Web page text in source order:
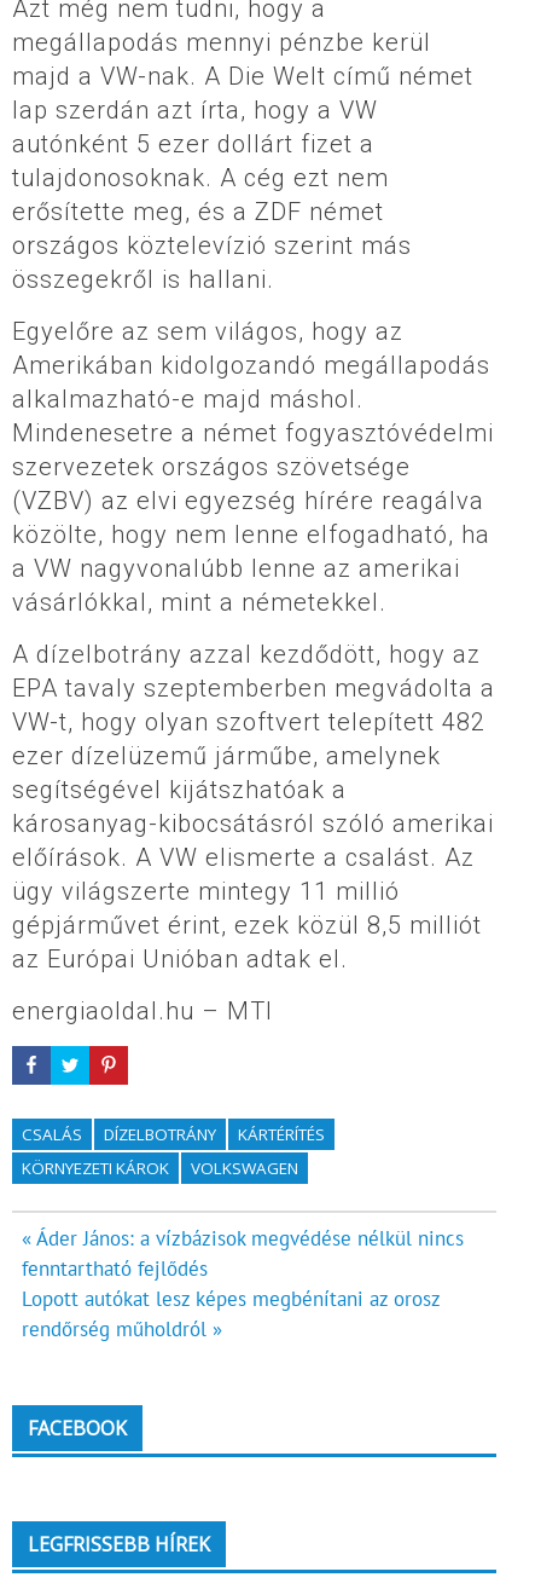
Azt még nem tudni, hogy a
megállapodás mennyi pénzbe kerül
majd a VW-nak. A Die Welt című német
lap szerdán azt írta, hogy a VW
autónként 5 ezer dollárt fizet a
tulajdonosoknak. A cég ezt nem
erősítette meg, és a ZDF német
országos köztelevízió szerint más
összegekről is hallani.
Egyelőre az sem világos, hogy az
Amerikában kidolgozandó megállapodás
alkalmazható-e majd máshol.
Mindenesetre a német fogyasztóvédelmi
szervezetek országos szövetsége
(VZBV) az elvi egyezség hírére reagálva
közölte, hogy nem lenne elfogadható, ha
a VW nagyvonalúbb lenne az amerikai
vásárlókkal, mint a németekkel.
A dízelbotrány azzal kezdődött, hogy az
EPA tavaly szeptemberben megvádolta a
VW-t, hogy olyan szoftvert telepített 482
ezer dízelüzemű járműbe, amelynek
segítségével kijátszhatóak a
károsanyag-kibocsátásról szóló amerikai
előírások. A VW elismerte a csalást. Az
ügy világszerte mintegy 11 millió
gépjárművet érint, ezek közül 8,5 milliót
az Európai Unióban adtak el.
energiaoldal.hu – MTI
CSALÁS DÍZELBOTRÁNY
KÁRTÉRÍTÉS
KÖRNYEZETI KÁROK
VOLKSWAGEN
Bejegyzés
navigáció
« Áder János: a vízbázisok megvédése nélkül nincs
fenntartható fejlődés
Lopott autókat lesz képes megbénítani az orosz
rendőrség műholdról »
FACEBOOK
LEGFRISSEBB HÍREK